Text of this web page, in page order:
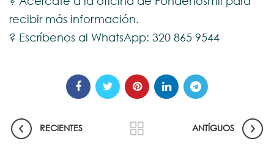
recibir más información.
? Escríbenos al WhatsApp: 320 865 9544
RECIENTES ANTÍGUOS